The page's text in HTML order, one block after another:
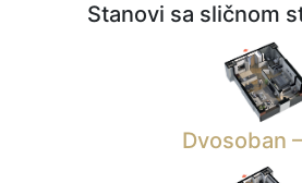
Stanovi sa sličnom
Dvosoban